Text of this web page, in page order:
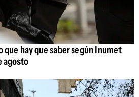
que hay que saber según Inumet
agosto